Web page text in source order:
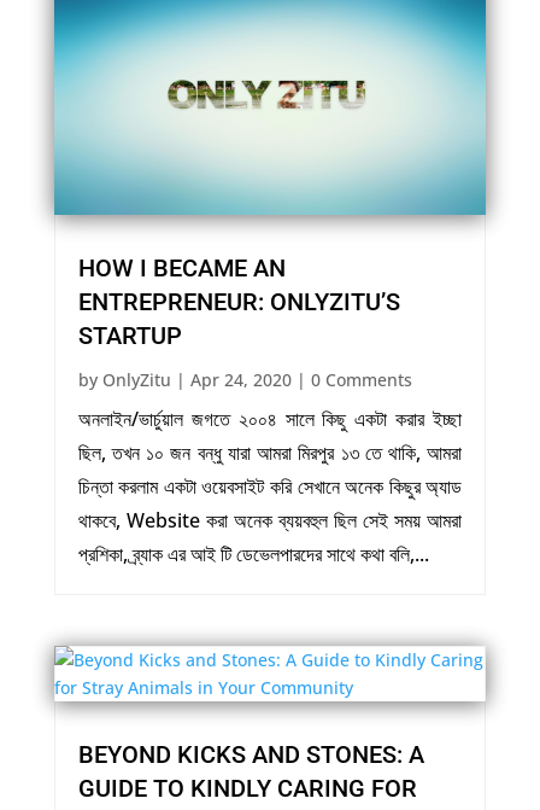
HOW I BECAME AN
ENTREPRENEUR: ONLYZITU’S
STARTUP
by OnlyZitu | Apr 24, 2020| 0 Comments
অনলাইন/ভার্চুয়াল জগতে ২০০৪ সালে কিছু একটা করার ইচ্ছা
ছিল, তখন ১০ জন বন্ধু যারা আমরা মিরপুর ১৩ তে থাকি, আমরা
চিন্তা করলাম একটা ওয়েবসাইট করি সেখানে অনেক কিছুর অ্যাড
থাকবে, Website করা অনেক ব্যয়বহুল ছিল সেই সময় আমরা
প্রশিকা, ব্র্যাক এর আই টি ডেভেলপারদের সাথে কথা বলি,...
BEYOND KICKS AND STONES: A
GUIDE TO KINDLY CARING FOR